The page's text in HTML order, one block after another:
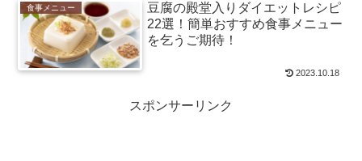
食事メニュー
豆腐の殿堂入りダイエットレシピ
22選！簡単おすすめ食事メニュー
を乞うご期待！
2023.10.18
スポンサーリンク